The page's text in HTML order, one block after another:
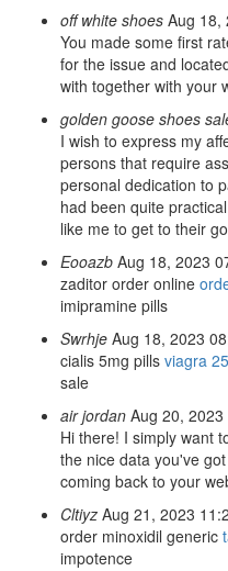
off white shoes Aug 18,
You made some first
for the issue and
with together with your
golden goose shoes
I wish to express my
persons that require
personal dedication to
had been quite
like me to get to their
Eooazb Aug 18, 2023
zaditor order online
imipramine pills
Swrhje Aug 18, 2023
cialis 5mg pills viagra
sale
air jordan Aug 20,
Hi there! I simply want
the nice data you've
coming back to your
Cltiyz Aug 21, 2023
order minoxidil generic
impotence